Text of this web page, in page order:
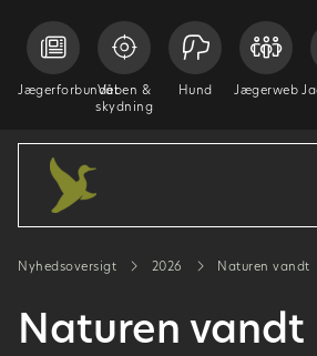
JægerforbundetVåben &
skydning
Hund Jægerweb
Nyhedsoversigt 2026 Naturen vandt
Naturen vandt